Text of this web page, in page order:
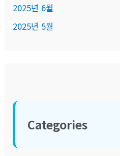
2025년 6월
2025년 5월
Categories